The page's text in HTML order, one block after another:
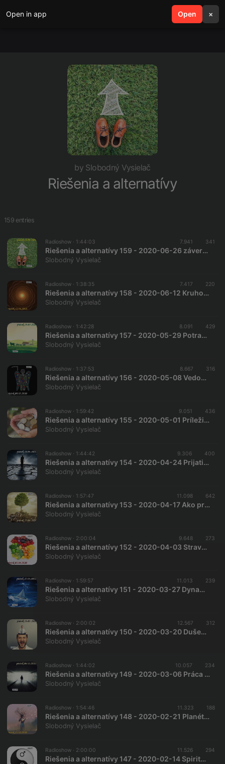
Open in app Open ×
search menu
by Slobodný Vysielač
Riešenia a alternatívy
159 entries
Radioshow · 1:44:03 7.941 341
Riešenia a alternatívy 159 - 2020-06-26 záverečná relácia…
Slobodný Vysielač
Radioshow · 1:38:35 7.417 220
Riešenia a alternatívy 158 - 2020-06-12 Kruhová a hierarchická duchovnosť
Slobodný Vysielač
Radioshow · 1:42:28 8.091 429
Riešenia a alternatívy 157 - 2020-05-29 Potravinová sebestačnosť
Slobodný Vysielač
Radioshow · 1:37:53 8.667 316
Riešenia a alternatívy 156 - 2020-05-08 Vedomie smrti
Slobodný Vysielač
Radioshow · 1:59:42 9.051 436
Riešenia a alternatívy 155 - 2020-05-01 Príležitosť na zmenu kapitalizmu
Slobodný Vysielač
Radioshow · 1:44:42 9.306 400
Riešenia a alternatívy 154 - 2020-04-24 Prijatie zmeny
Slobodný Vysielač
Radioshow · 1:57:47 11.098 642
Riešenia a alternatívy 153 - 2020-04-17 Ako prežiť krízu
Slobodný Vysielač
Radioshow · 2:00:04 9.648 273
Riešenia a alternatívy 152 - 2020-04-03 Stravovanie v domácej karanténe
Slobodný Vysielač
Radioshow · 1:59:57 11.013 239
Riešenia a alternatívy 151 - 2020-03-27 Dynamické manažovanie stresu
Slobodný Vysielač
Radioshow · 2:00:02 12.567 312
Riešenia a alternatívy 150 - 2020-03-20 Duševná rovnováha v čase krízy…
Slobodný Vysielač
Radioshow · 1:44:02 10.057 234
Riešenia a alternatívy 149 - 2020-03-06 Práca s vlastnou temnotou
Slobodný Vysielač
Radioshow · 1:54:46 11.323 188
Riešenia a alternatívy 148 - 2020-02-21 Planéta spieva – Hudba Balkánu
Slobodný Vysielač
Radioshow · 2:00:00 11.526 294
Riešenia a alternatívy 147 - 2020-02-14 Spiritualita a sexualita…